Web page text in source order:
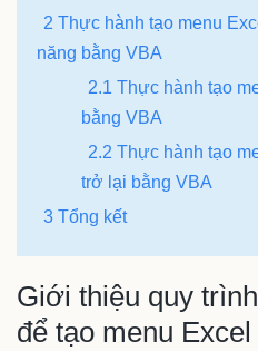
2 Thực hành tạo menu
năng bằng VBA
2.1 Thực hành tạo
bằng VBA
2.2 Thực hành tạo
trở lại bằng VBA
3 Tổng kết
Giới thiệu quy
để tạo menu Excel